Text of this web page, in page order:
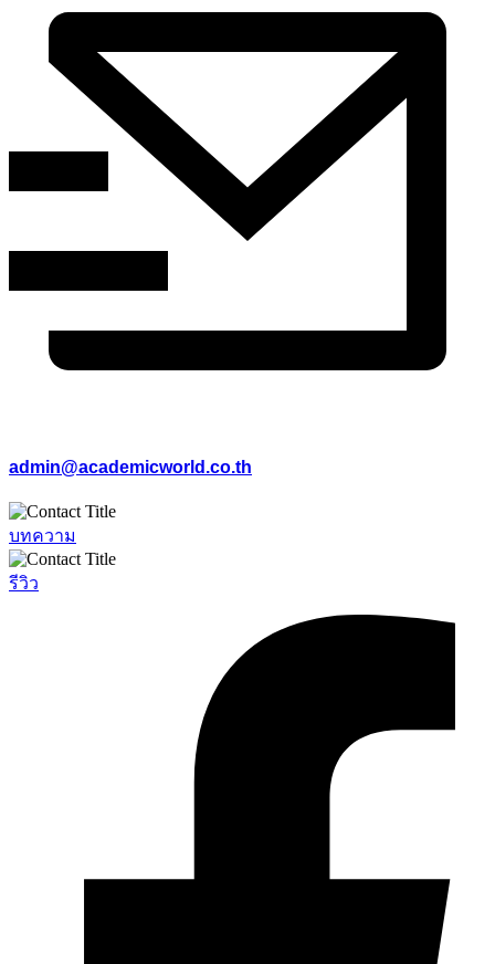
admin@academicworld.co.th
บทความ
รีวิว